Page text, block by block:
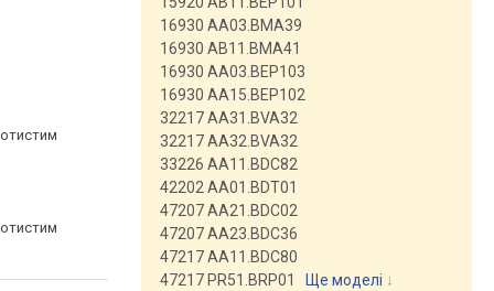
16930 AA03.BMA39
16930 AB11.BMA41
16930 AA03.BEP103
16930 AA15.BEP102
32217 AA31.BVA32
32217 AA32.BVA32
33226 AA11.BDC82
42202 AA01.BDT01
47207 AA21.BDC02
47207 AA23.BDC36
47217 AA11.BDC80
47217 PR51.BRP01
Ще моделі ↓